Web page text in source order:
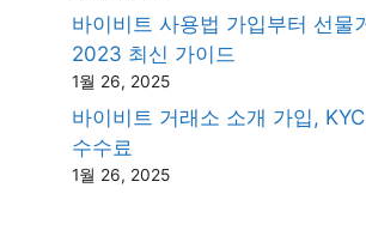
바이비트 사용법 가입부터 선물
2023 최신 가이드
1월 26, 2025
바이비트 거래소 소개 가입,
수수료
1월 26, 2025